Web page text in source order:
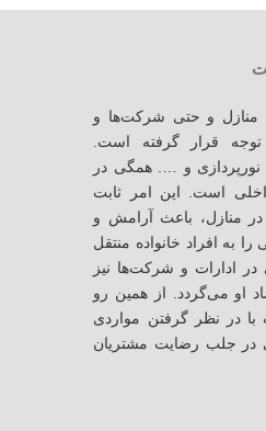
منازل و حتی شرکت‌ها و
توجه قرار گرفته است.
نورپردازی و …. همگی در
است. این امر ثابت
منازل، باعث آرامش و
به افراد خانواده منتقل
در ادارات و شرکت‌ها نیز
او می‌گردد. از همین رو
در نظر گرفتن مواردی
در جلب رضایت مشتریان